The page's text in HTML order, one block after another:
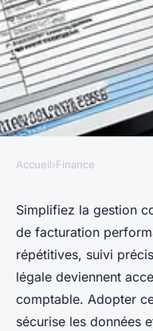
Logiciel de
simplifiez la
Alice•23 juillet 2025•4
Accueil›Finance
Simplifiez la gestion
de facturation
répétitives, suivi
légale deviennent
comptable. Adopter
sécurise les données